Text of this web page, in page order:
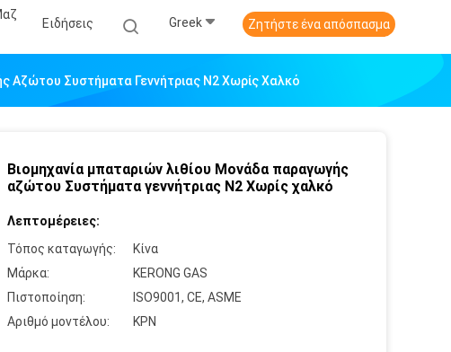
Ειδήσεις Greek Ζητήστε ένα απόσπασμα
Αζώτου Συστήματα Γεννήτριας N2 Χωρίς Χαλκό
Βιομηχανία μπαταριών λιθίου Μονάδα παραγωγής
αζώτου Συστήματα γεννήτριας N2 Χωρίς χαλκό
Λεπτομέρειες:
Τόπος καταγωγής:
Κίνα
Μάρκα:
KERONG GAS
Πιστοποίηση:
ISO9001, CE, ASME
Αριθμό μοντέλου:
ΚΡΝ